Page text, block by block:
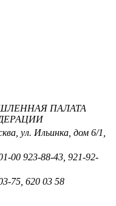
ПАЛАТА
ул. Ильинка, дом 6/1,
00 923-88-43, 921-92-
75, 620 03 58